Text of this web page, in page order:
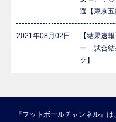
選【東京五
2021年08月02日
【結果速
ー 試合結
ク】
『フットボールチャンネル』